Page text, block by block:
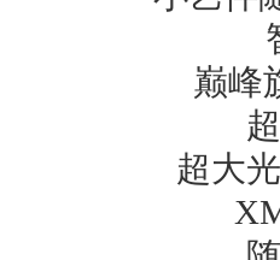
巅峰
超大